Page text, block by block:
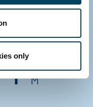
only
M